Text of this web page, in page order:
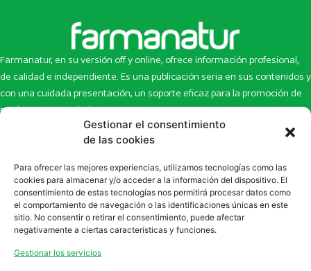
Gestionar el consentimiento
de las cookies
Para ofrecer las mejores experiencias, utilizamos tecnologías como las
cookies para almacenar y/o acceder a la información del dispositivo. El
consentimiento de estas tecnologías nos permitirá procesar datos como
el comportamiento de navegación o las identificaciones únicas en este
sitio. No consentir o retirar el consentimiento, puede afectar
negativamente a ciertas características y funciones.
Gestionar los servicios
Farmanatur, en su versión off y online, ofrece información profesional,
de calidad e independiente. Es una publicación seria en sus contenidos y
con una cuidada presentación, un soporte eficaz para la promoción de
productos y novedades.
Inicio
Newsletter
Eco Multimedia
Contacto
Artículos
Escaparate
Enlaces de interés
SUSCRÍBETE A NUESTRO NEWSLETTER
la sección deNewsletter